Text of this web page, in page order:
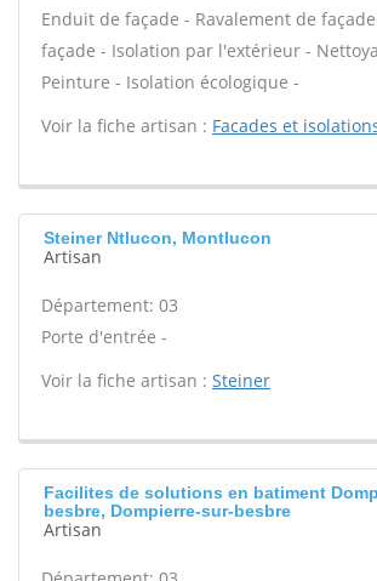
Enduit de façade - Ravalement de
façade - Isolation par l'extérieur -
Peinture - Isolation écologique -
Voir la fiche artisan : Facades et
Steiner Ntlucon, Montlucon
Artisan
Département: 03
Porte d'entrée -
Voir la fiche artisan : Steiner
Facilites de solutions en batiment
besbre, Dompierre-sur-besbre
Artisan